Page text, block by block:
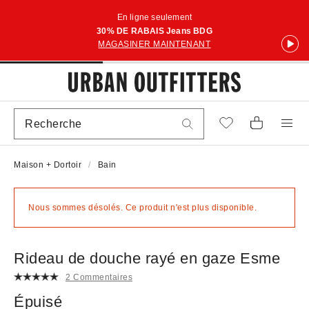
En ligne seulement
30% DE RABAIS Jeans BDG
MAGASINER MAINTENANT
Maison + Dortoir Bain
Nous sommes désolés. Ce produit n'est plus disponible.
Rideau de douche rayé en gaze Esme
2 Commentaires
Épuisé